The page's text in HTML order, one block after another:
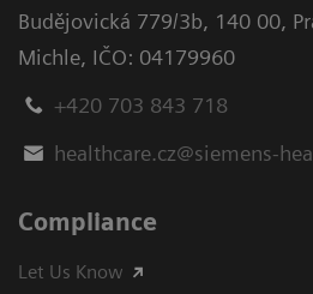
Budějovická 779/3b, 140 00,
Michle, IČO: 04179960
+420 703 843 718
healthcare.cz@siemens-
Compliance
Let Us Know